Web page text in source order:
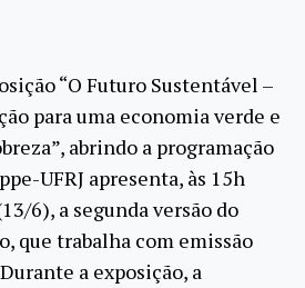
“O Futuro Sustentável –
para uma economia verde e
abrindo a programação
UFRJ apresenta, às 15h
6), a segunda versão do
que trabalha com emissão
a exposição, a